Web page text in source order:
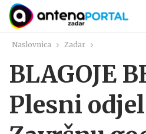
Naslovnica Zadar
BLAGOJE
Plesni